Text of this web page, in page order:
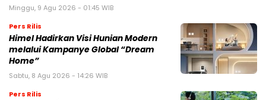
Minggu, 9 Agu 2026 - 01:45 WIB
Pers Rilis
Himel Hadirkan Visi Hunian Modern
melalui Kampanye Global “Dream
Home”
Sabtu, 8 Agu 2026 - 14:26 WIB
Pers Rilis